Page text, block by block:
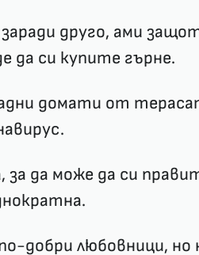
друго, ами
да си купите гърне.
домати от
да може да си
добри любовници, но